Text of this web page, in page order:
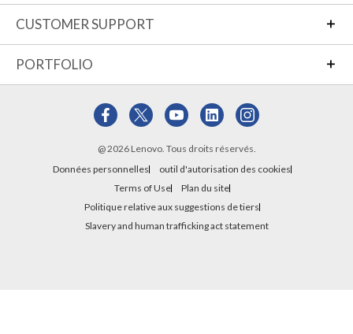
CUSTOMER SUPPORT
PORTFOLIO
@ 2026 Lenovo. Tous droits réservés.
Données personnelles
outil d'autorisation des cookies
Terms of Use
Plan du site
Politique relative aux suggestions de tiers
Slavery and human trafficking act statement